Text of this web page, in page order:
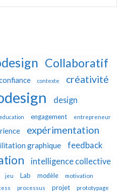
Collaboratif
contexte créativité
design
education engagement entrepreneur
expérimentation
graphique feedback
intelligence collective
jeu Lab modèle motivation
processus projet prototypage